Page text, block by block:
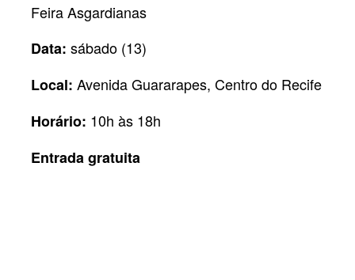
Feira Asgardianas
Data: sábado (13)
Local: Avenida Guararapes, Centro do Recife
Horário: 10h às 18h
Entrada gratuita